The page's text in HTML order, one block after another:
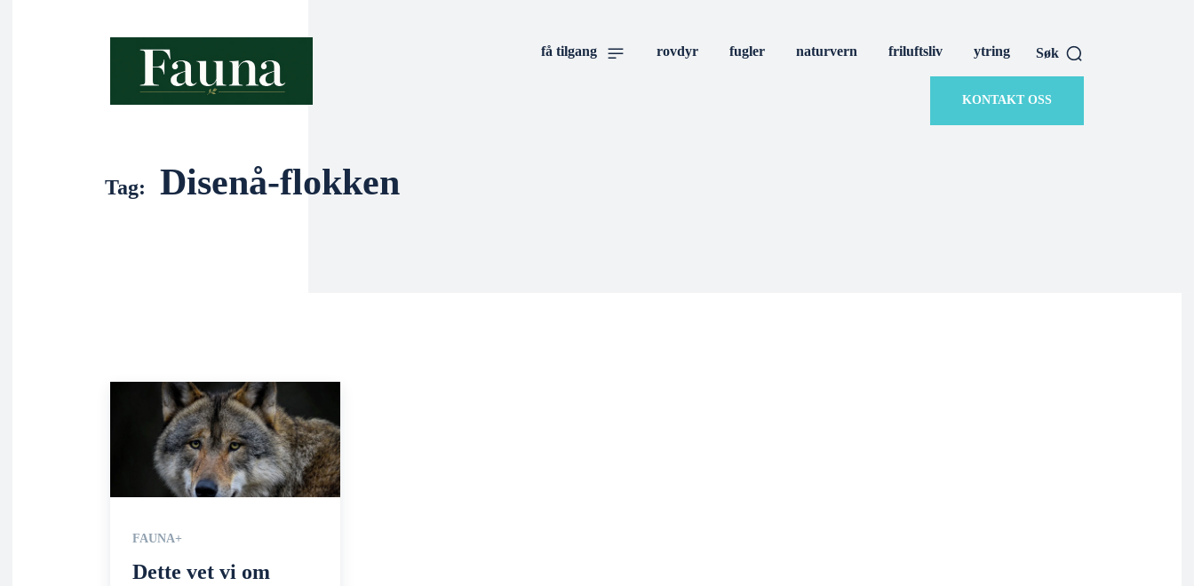
få tilgang rovdyr fugler naturvern friluftsliv ytring Søk
KONTAKT OSS
Tag: Disenå-flokken
FAUNA+
Dette vet vi om